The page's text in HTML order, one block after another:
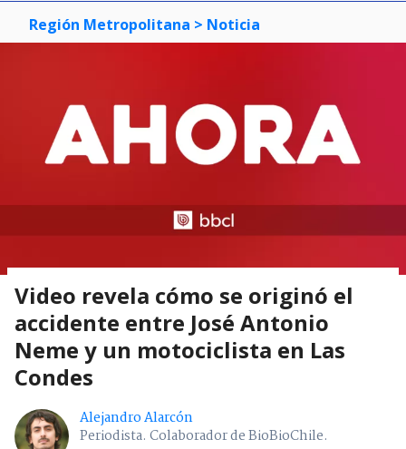
Región Metropolitana > Noticia
Video revela cómo se originó el
accidente entre José Antonio
Neme y un motociclista en Las
Condes
Alejandro Alarcón
Periodista. Colaborador de BioBioChile.